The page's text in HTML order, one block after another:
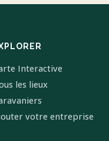
Interactive
les lieux
votre entreprise